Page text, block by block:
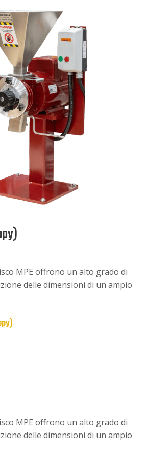
MPE offrono un alto grado di
delle dimensioni di un ampio
MPE offrono un alto grado di
delle dimensioni di un ampio